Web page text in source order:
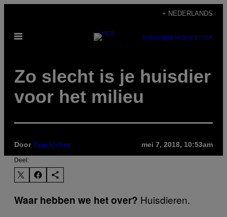
de
+ NEDERLANDS
Open
SUBSCRIBENEWSLETTER
Zo slecht is je huisdier
voor het milieu
DoorTom Usher mei 7, 2018, 10:53am
Deel:
Waar hebben we het over? Huisdieren.